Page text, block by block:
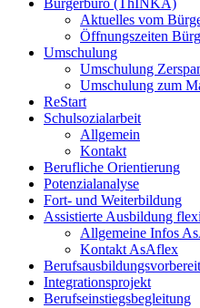
Bürgerbüro (ThINKA)
Aktuelles vom
Öffnungszeiten
Umschulung
Umschulung
Umschulung zum
ReStart
Schulsozialarbeit
Allgemein
Kontakt
Berufliche Orientierung
Potenzialanalyse
Fort- und Weiterbildung
Assistierte Ausbildung
Allgemeine Infos
Kontakt AsAflex
Integrationsprojekt
Berufseinstiegsbegleitung